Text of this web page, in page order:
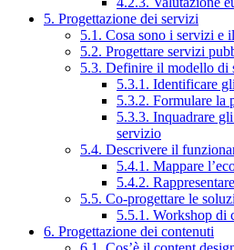
5. Progettazione dei servizi
5.1. Cosa sono i servizi e
5.2. Progettare servizi
5.3. Definire il modello di
5.3.1. Identificare
5.3.2. Formulare la
5.3.3. Inquadrare
servizio
5.4. Descrivere il
5.4.1. Mappare
5.4.2.
5.5. Co-progettare le
5.5.1. Workshop di
6. Progettazione dei contenuti